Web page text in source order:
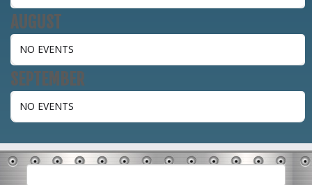
AUGUST
NO EVENTS
SEPTEMBER
NO EVENTS
Suchen